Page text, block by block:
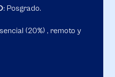
: Posgrado.
(20%) , remoto y